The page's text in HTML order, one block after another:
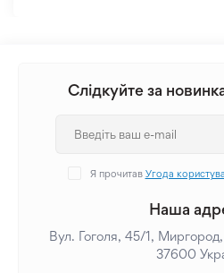
Слідкуйте за
Я прочитав Угода
Наша
Вул. Гоголя, 45/1,
37600